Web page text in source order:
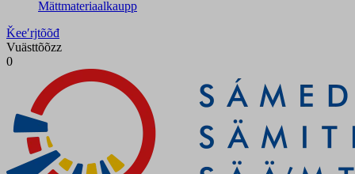
Mättmateriaalkaupp
Ǩeeʹrjtõõđ
Vuästtõõzz
0